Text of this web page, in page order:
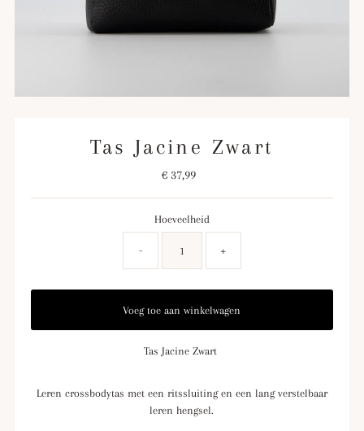
Tas Jacine Zwart
Normale
€ 37,99
Hoeveelheid
- +
Tas Jacine Zwart
Leren crossbodytas met een ritssluiting en een lang verstelbaar
leren hengsel.